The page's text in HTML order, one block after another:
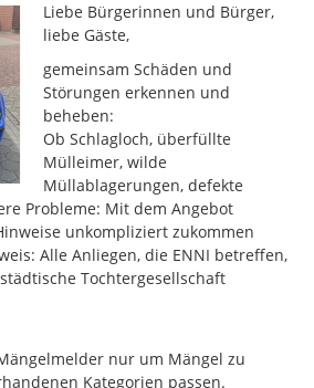
Liebe Bürgerinnen und Bürger,
liebe Gäste,
gemeinsam Schäden und
Störungen erkennen und
beheben:
Ob Schlagloch, überfüllte
Mülleimer, wilde
Müllablagerungen, defekte
Probleme: Mit dem Angebot
unkompliziert zukommen
Alle Anliegen, die ENNI betreffen,
Tochtergesellschaft
nur um Mängel zu
Kategorien passen.